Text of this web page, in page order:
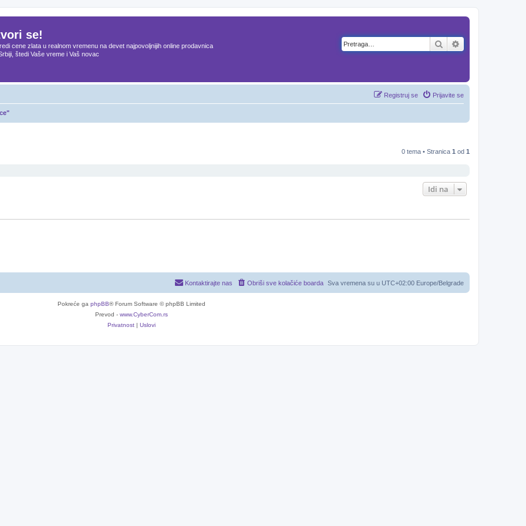
se!
cene zlata u realnom vremenu na devet najpovoljnijih online prodavnica
štedi Vaše vreme i Vaš novac
Pretraga
Prijavite se
Registruj se
0 tema • Stranica 1 od 1
Idi na
Sva vremena su u UTC+02:00 Europe/Belgrade
Obriši sve kolačiće boarda
Kontaktirajte nas
Pokreće ga phpBB® Forum Software © phpBB Limited
Prevod - www.CyberCom.rs
Privatnost | Uslovi